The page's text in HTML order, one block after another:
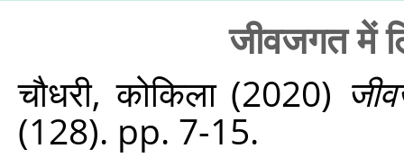
जीवजगत में
चौधरी, कोकिला(2020)
(128). pp. 7-15.